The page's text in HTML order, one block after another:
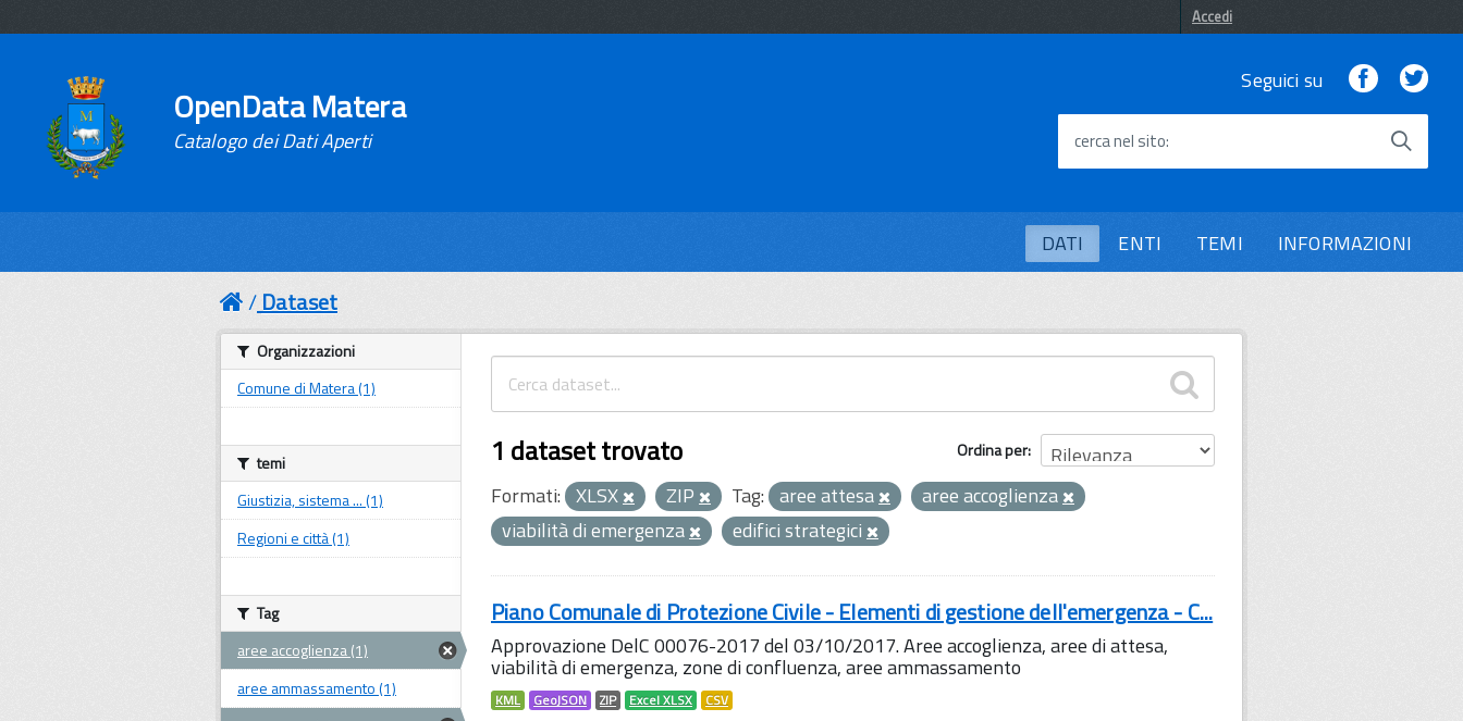
Accedi
OpenData Matera
Catalogo dei Dati Aperti
Seguici su Facebook
cerca nel sito
DATI ENTI TEMI INFORMAZIONI
Dataset
Ordina per
1 dataset trovato
Formati: XLSX ZIP Tag: aree attesa
aree accoglienza
viabilità di emergenza
edifici strategici
Piano Comunale di Protezione Civile - Elementi di gestione dell'emergenza - C...
Approvazione DelC 00076-2017 del 03/10/2017. Aree accoglienza, aree di attesa,
viabilità di emergenza, zone di confluenza, aree ammassamento
KML GeoJSON ZIP Excel XLSX CSV
Organizzazioni
Comune di Matera (1)
temi
Giustizia, sistema ... (1)
Regioni e città (1)
Tag
aree accoglienza (1)
aree ammassamento (1)